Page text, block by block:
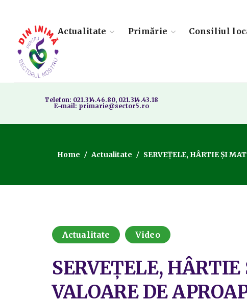
Actualitate Primărie Consiliul
Telefon: 021.314.46.80, 021.314.43.18
E-mail: primarie@sector5.ro
Home Actualitate SERVEȚELE, HÂRTIE ȘI
Actualitate Video
SERVEȚELE,
VALOARE DE